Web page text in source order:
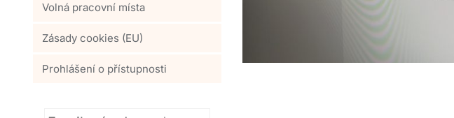
Volná pracovní místa
Zásady cookies (EU)
Prohlášení o přístupnosti